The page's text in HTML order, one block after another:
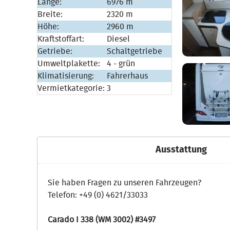
Länge:
6976 m
Breite:
2320 m
Höhe:
2960 m
Kraftstoffart:
Diesel
Getriebe:
Schaltgetriebe
Umweltplakette:
4 - grün
Klimatisierung:
Fahrerhaus
Vermietkategorie: 3
Ausstattung
Sie haben Fragen zu unseren Fahrzeugen?
Telefon: +49 (0) 4621/33033
Carado I 338 (WM 3002) #3497